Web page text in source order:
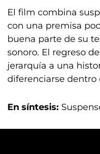
El film combina
con una premisa
buena parte de su
sonoro. El regreso
jerarquía a una
diferenciarse dentro
En síntesis: